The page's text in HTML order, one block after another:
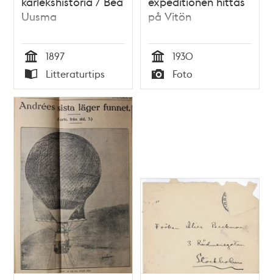
Uusma
Tid
1897
Typ
Litteraturtips
på Vitön
Tid
1930
Typ
Foto